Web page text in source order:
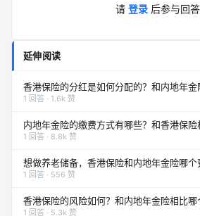
请 登录 后参与回答
延伸阅读
香港保险的分红是如何分配的？和内地年金
1 回答 · 1.6k 赞
内地年金险的缴费方式有哪些？和香港保险
1 回答 · 8.8k 赞
想做养老储备，香港保险和内地年金险哪个
1 回答 · 556 赞
香港保险的风险如何？和内地年金险相比哪
1 回答 · 5.3k 赞